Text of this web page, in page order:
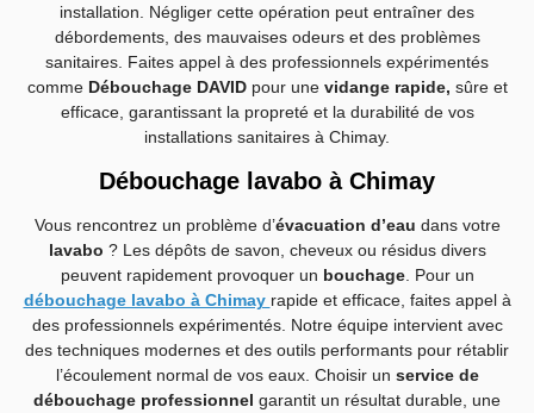
installation. Négliger cette opération peut entraîner des
débordements, des mauvaises odeurs et des problèmes
sanitaires. Faites appel à des professionnels expérimentés
comme Débouchage DAVIDpour une vidange rapide, sûre et
efficace, garantissant la propreté et la durabilité de vos
installations sanitaires à Chimay.
Débouchage lavabo à Chimay
Vous rencontrez un problème d’évacuation d’eau dans votre
lavabo ? Les dépôts de savon, cheveux ou résidus divers
peuvent rapidement provoquer un bouchage. Pour un
débouchage lavabo à Chimay rapide et efficace, faites appel à
des professionnels expérimentés. Notre équipe intervient avec
des techniques modernes et des outils performants pour rétablir
l’écoulement normal de vos eaux. Choisir un service de
débouchage professionnel garantit un résultat durable, une